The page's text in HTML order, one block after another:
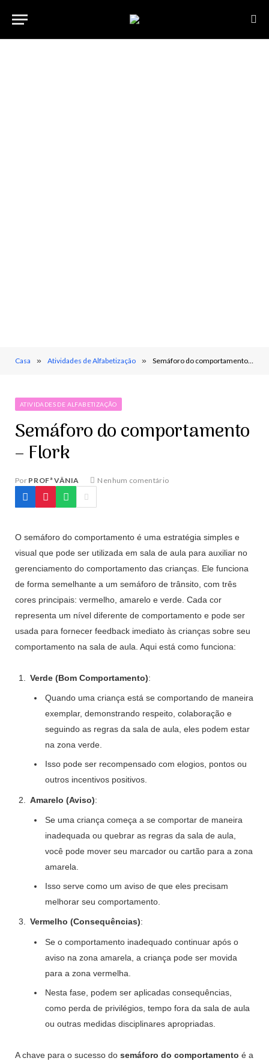
Casa » Atividades de Alfabetização » Semáforo do comportamento – Flork
ATIVIDADES DE ALFABETIZAÇÃO
Semáforo do comportamento
– Flork
Por PROFª VÂNIA Nenhum comentário
O semáforo do comportamento é uma estratégia simples e
visual que pode ser utilizada em sala de aula para auxiliar no
gerenciamento do comportamento das crianças. Ele funciona
de forma semelhante a um semáforo de trânsito, com três
cores principais: vermelho, amarelo e verde. Cada cor
representa um nível diferente de comportamento e pode ser
usada para fornecer feedback imediato às crianças sobre seu
comportamento na sala de aula. Aqui está como funciona:
Verde (Bom Comportamento):
Quando uma criança está se comportando de maneira
exemplar, demonstrando respeito, colaboração e
seguindo as regras da sala de aula, eles podem estar
na zona verde.
Isso pode ser recompensado com elogios, pontos ou
outros incentivos positivos.
Amarelo (Aviso):
Se uma criança começa a se comportar de maneira
inadequada ou quebrar as regras da sala de aula,
você pode mover seu marcador ou cartão para a zona
amarela.
Isso serve como um aviso de que eles precisam
melhorar seu comportamento.
Vermelho (Consequências):
Se o comportamento inadequado continuar após o
aviso na zona amarela, a criança pode ser movida
para a zona vermelha.
Nesta fase, podem ser aplicadas consequências,
como perda de privilégios, tempo fora da sala de aula
ou outras medidas disciplinares apropriadas.
A chave para o sucesso do semáforo do comportamento é a